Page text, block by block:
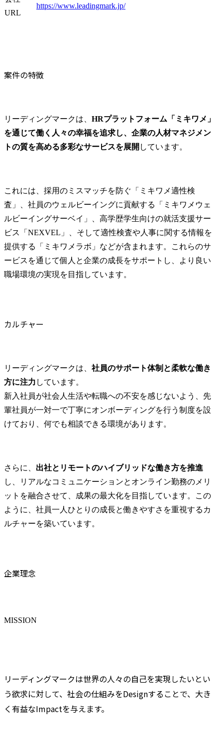
URL
https://www.leadingmark.jp/
案件の特徴
リーディングマークは、 HRプラットフォーム「ミキワメ」
を通じて働く人々の幸福を追求し、企業の人材マネジメン
トの質を高める多彩なサービスを展開 しています。
これには、採用のミスマッチを防ぐ「ミキワメ適性検
査」、社員のウェルビーイングに貢献する「ミキワメウェ
ルビーイングサーベイ」、高学歴学生向けの就活支援サー
ビス「NEXVEL」、そして適性検査や人事に関する情報を
提供する「ミキワメラボ」などが含まれます。これらのサ
ービスを通じて個人と企業の成長をサポートし、より良い
職場環境の実現を目指しています。
カルチャー
リーディングマークは、 社員のサポート体制と柔軟な働き
方に注力 しています。
新入社員が社会人生活や転職への不安を感じないよう、先
輩社員が一対一で丁寧にオンボーディングを行う制度を設
けており、何でも相談できる環境があります。
さらに、 出社とリモートのハイブリッドな働き方を推進
し、リアルなコミュニケーションとオンライン勤務のメリ
ットを融合させて、成果の最大化を目指しています。この
ように、社員一人ひとりの成長と働きやすさを重視するカ
ルチャーを築いています。
企業理念
MISSION
リーディングマークは世界の人々の自己を実現したいとい
う欲求に対して、社会の仕組みをDesignすることで、大き
く有益なImpactを与えます。